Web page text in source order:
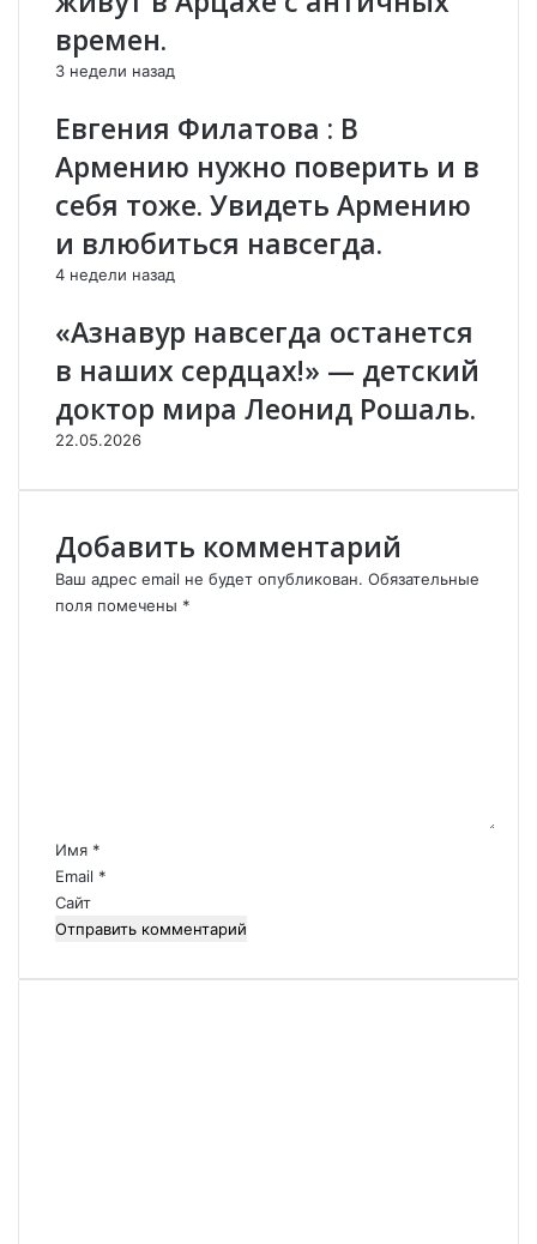
я
з
е
И
г
д
и
р
б
а
р
п
т
.
.
.
р
к
т
з
б
э
с
р
и
.
времен.
3 недели назад
Евгения Филатова : В
Армению нужно поверить и в
себя тоже. Увидеть Армению
и влюбиться навсегда.
4 недели назад
«Азнавур навсегда останется
в наших сердцах!» — детский
доктор мира Леонид Рошаль.
22.05.2026
Добавить комментарий
Ваш адрес email не будет опубликован. Обязательные
поля помечены *
р
и
й
*
Имя *
Email *
Сайт